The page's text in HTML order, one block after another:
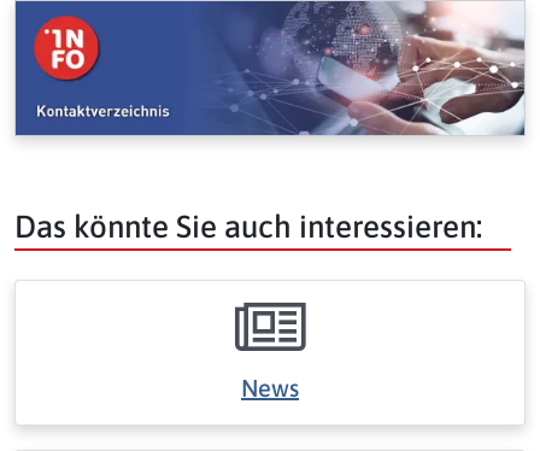
Das könnte Sie auch interessieren:
News